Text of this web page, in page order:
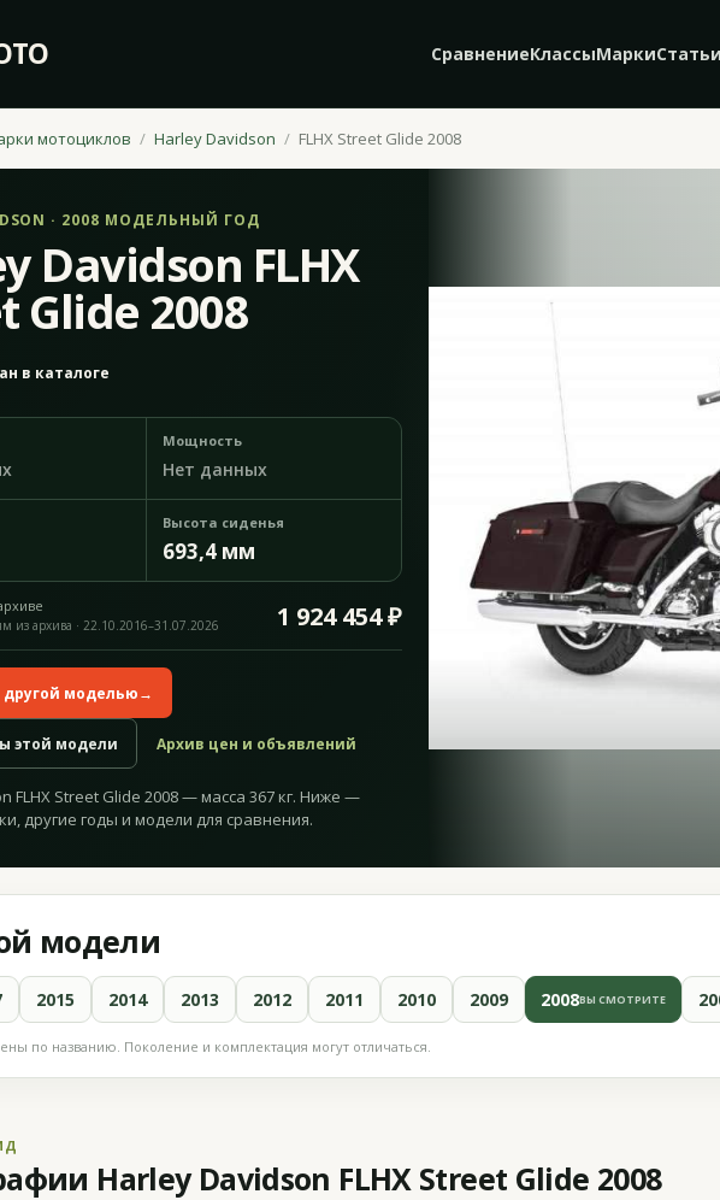
СравнениеКлассыМаркиСтатьи
мотоциклов Harley Davidson FLHX Street Glide 2008
· 2008 МОДЕЛЬНЫЙ ГОД
Davidson FLHX
Glide 2008
в каталоге
Мощность
Нет данных
Высота сиденья
693,4 мм
1 924 454 ₽
из архива · 22.10.2016–31.07.2026
другой моделью→
этой модели Архив цен и объявлений
FLHX Street Glide 2008 — масса 367 кг. Ниже —
другие годы и модели для сравнения.
модели
2015 2014 2013 2012 2011 2010 2009 2008ВЫ СМОТРИТЕ
по названию. Поколение и комплектация могут отличаться.
Harley Davidson FLHX Street Glide 2008